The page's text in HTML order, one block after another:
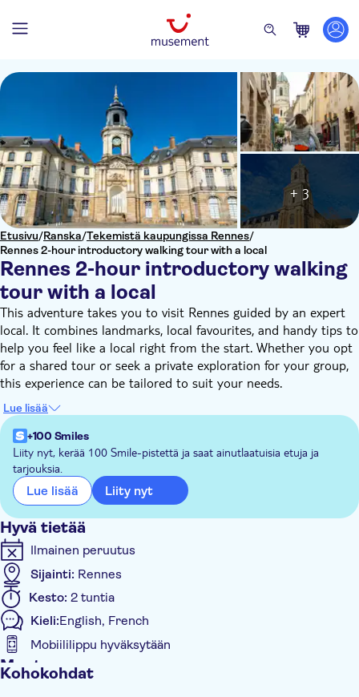
Etusivu/Ranska/Tekemistä kaupungissa Rennes/
Rennes 2-hour introductory walking tour with a local
Rennes 2-hour introductory walking
tour with a local
+ 3
This adventure takes you to visit Rennes guided by an expert
local. It combines landmarks, local favourites, and handy tips to
help you feel like a local right from the start. Whether you opt
for a shared tour or seek a private exploration for your group,
this experience can be tailored to suit your needs.
See landmarks such as the Église Saint-Germain and Marché
des Lices, along with some lesser-known gems. Along the way,
the local will enrich your understanding of the city through
stories and context. Your local will also provide insider advice
on places to eat, drink, and travel around the city.
By the end of this tour, you'll have gained an introduction to
Rennes, viewed through a local lens, and recommendations to
help you navigate the city.
Lue lisää
+100 Smiles
Liity nyt, kerää 100 Smile-pistettä ja saat ainutlaatuisia etuja ja
tarjouksia.
Lue lisää Liity nyt
Hyvä tietää
Ilmainen peruutus
Sijainti: Rennes
Kesto: 2 tuntia
Kieli:English, French
Mobiililippu hyväksytään
Muuta
Kohokohdat